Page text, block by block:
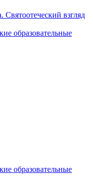
взгляд
образовательные
образовательные